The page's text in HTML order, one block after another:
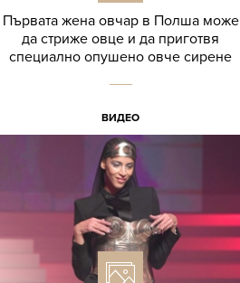
Първата жена овчар в Полша може
да стриже овце и да приготвя
специално опушено овче сирене
ВИДЕО